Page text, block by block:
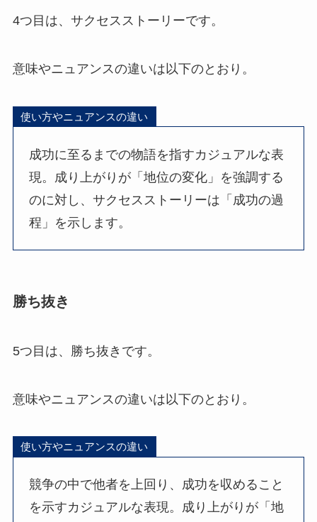
4つ目は、サクセスストーリーです。
意味やニュアンスの違いは以下のとおり。
使い方やニュアンスの違い
成功に至るまでの物語を指すカジュアルな表
現。成り上がりが「地位の変化」を強調する
のに対し、サクセスストーリーは「成功の過
程」を示します。
勝ち抜き
5つ目は、勝ち抜きです。
意味やニュアンスの違いは以下のとおり。
使い方やニュアンスの違い
競争の中で他者を上回り、成功を収めること
を示すカジュアルな表現。成り上がりが「地